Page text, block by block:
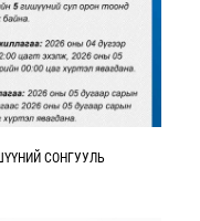
СОНГУУЛЬ